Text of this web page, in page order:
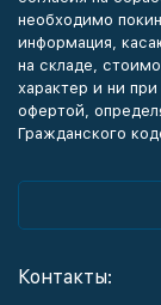
необходимо
информация,
на складе,
характер и ни при
офертой,
Гражданского
Контакты: